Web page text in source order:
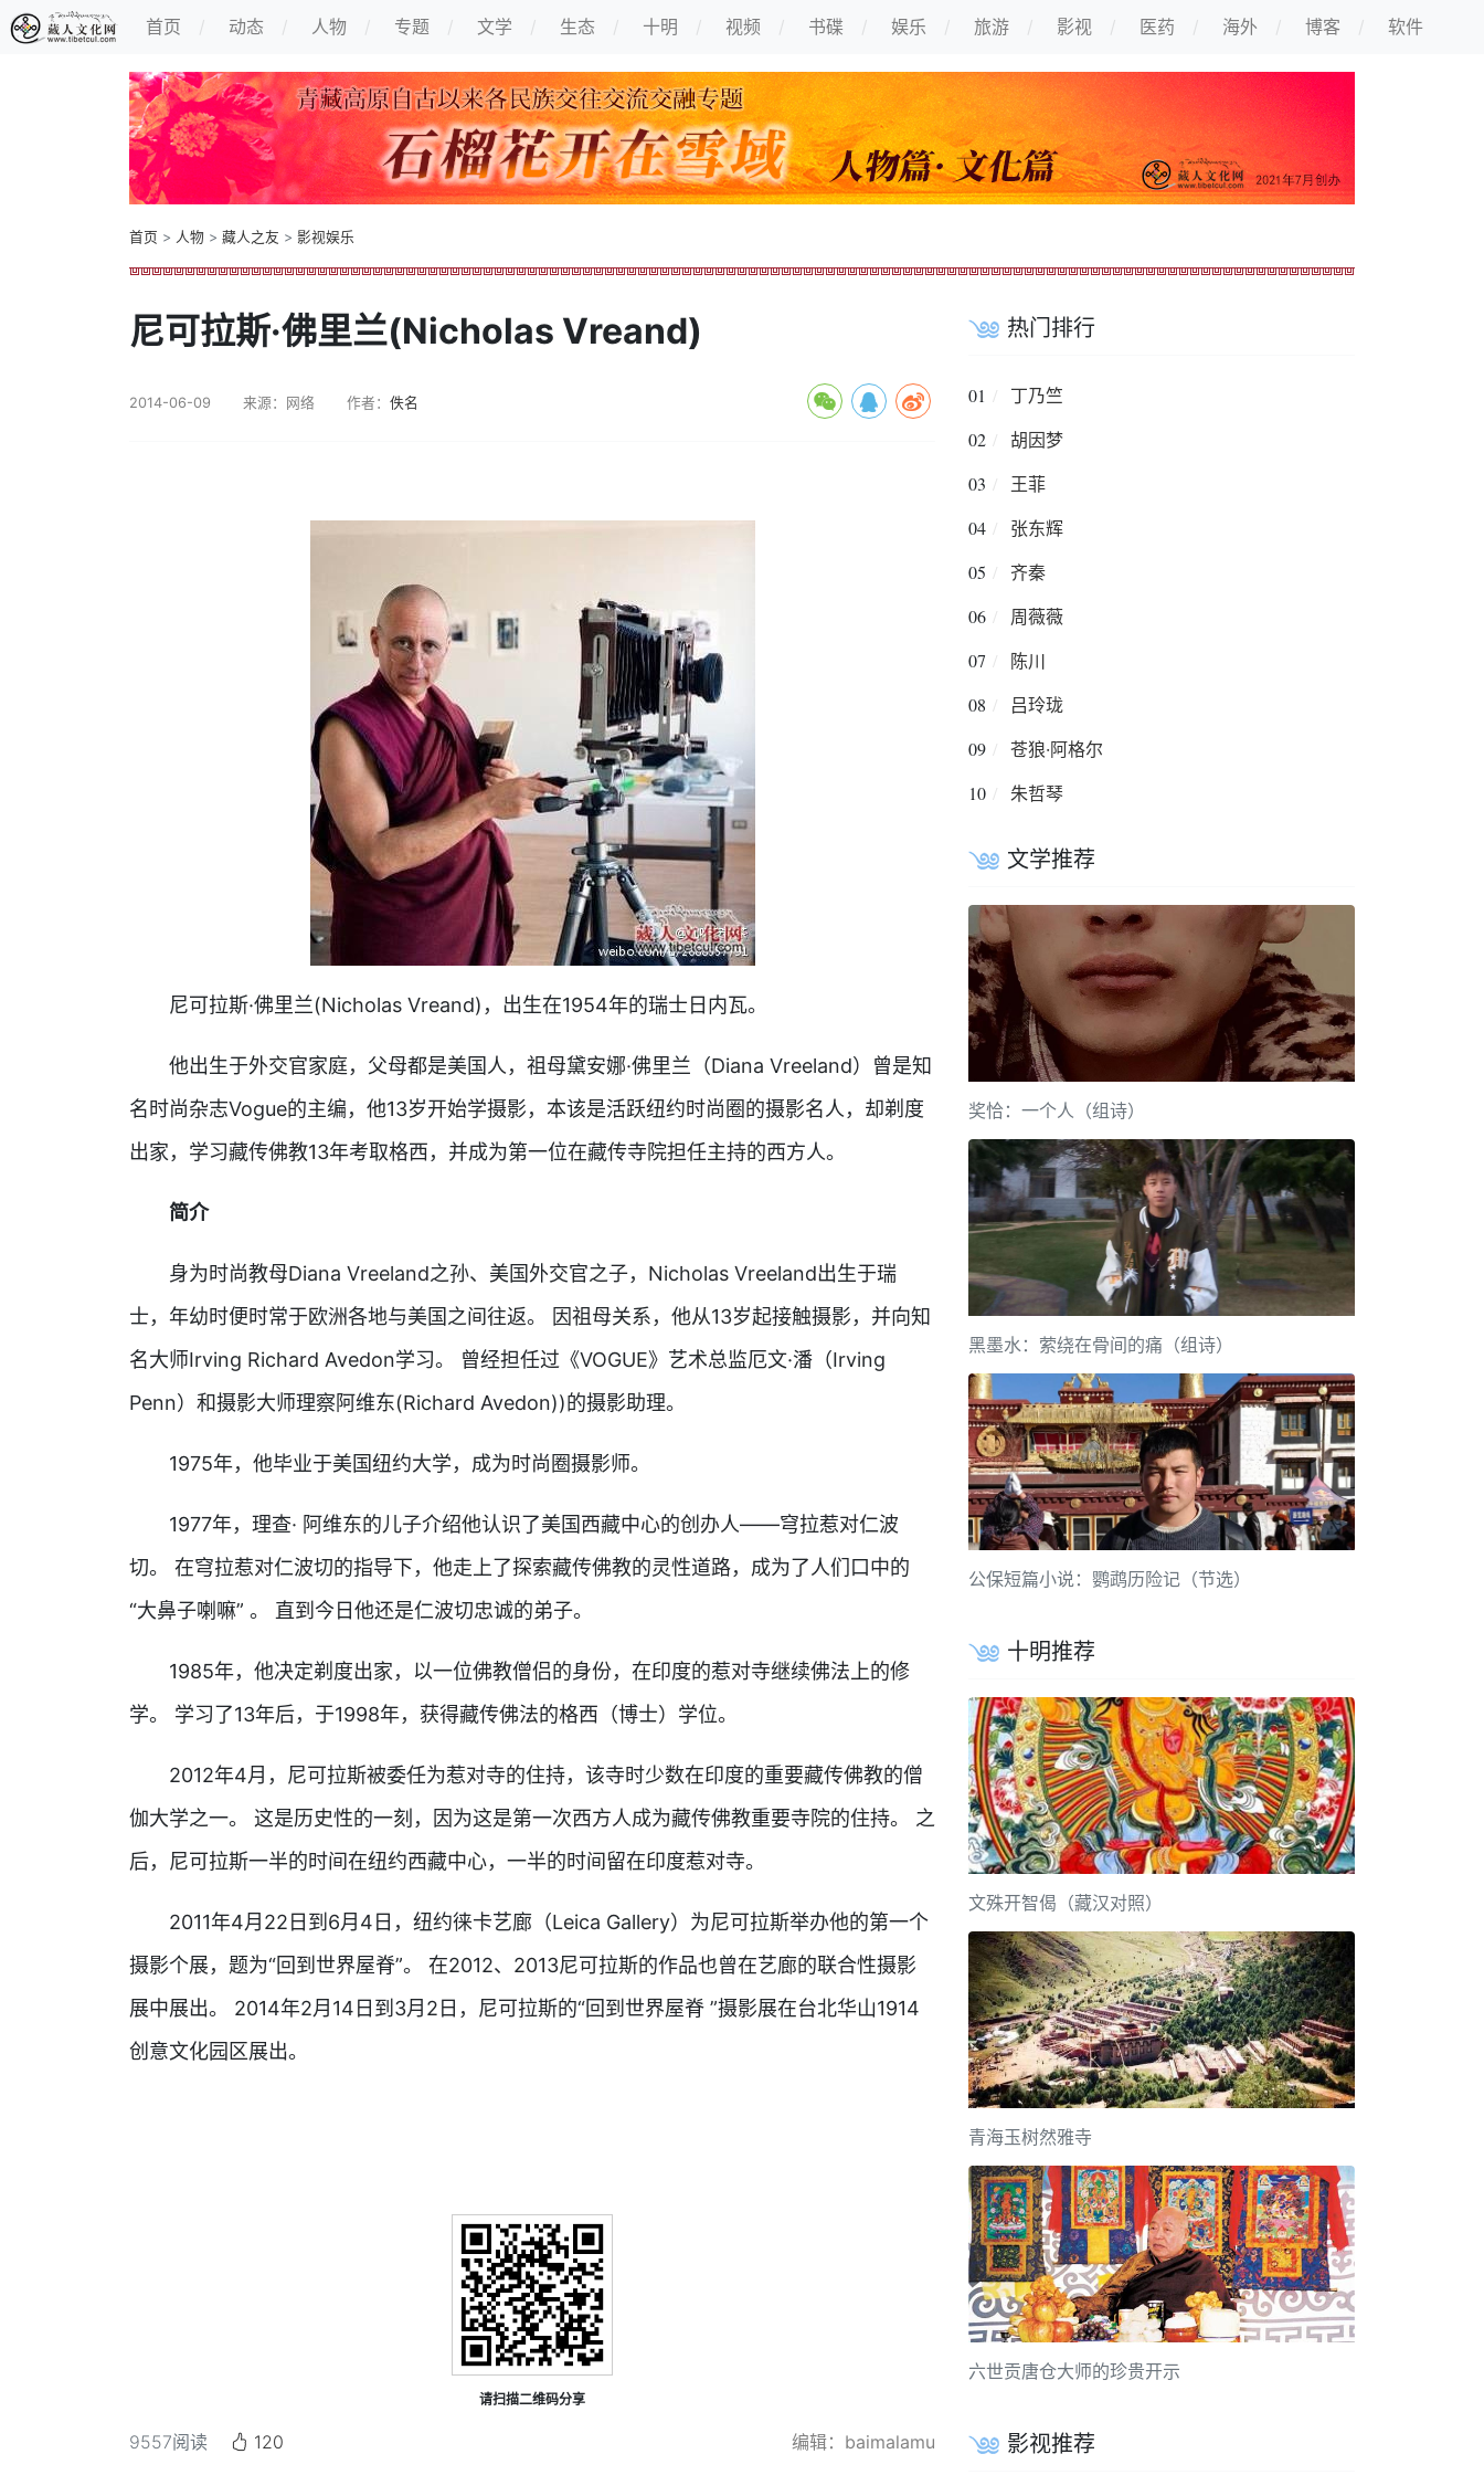
首页 动态 人物 专题 文学 生态 十明 视频 书碟 娱乐 旅游 影视 医药 海外 博客 软件
首页 > 人物 > 藏人之友 > 影视娱乐
尼可拉斯·佛里兰(Nicholas Vreand)
2014-06-09 来源：网络 作者： 佚名
尼可拉斯·佛里兰(Nicholas Vreand)，出生在1954年的瑞士日内瓦。
他出生于外交官家庭，父母都是美国人，祖母黛安娜·佛里兰（Diana Vreeland）曾是知
名时尚杂志Vogue的主编，他13岁开始学摄影，本该是活跃纽约时尚圈的摄影名人，却剃度
出家，学习藏传佛教13年考取格西，并成为第一位在藏传寺院担任主持的西方人。
简介
身为时尚教母Diana Vreeland之孙、美国外交官之子，Nicholas Vreeland出生于瑞
士，年幼时便时常于欧洲各地与美国之间往返。 因祖母关系，他从13岁起接触摄影，并向知
名大师Irving Richard Avedon学习。 曾经担任过《VOGUE》艺术总监厄文·潘（Irving
Penn）和摄影大师理察阿维东(Richard Avedon))的摄影助理。
1975年，他毕业于美国纽约大学，成为时尚圈摄影师。
1977年，理查· 阿维东的儿子介绍他认识了美国西藏中心的创办人——穹拉惹对仁波
切。 在穹拉惹对仁波切的指导下，他走上了探索藏传佛教的灵性道路，成为了人们口中的
“大鼻子喇嘛” 。 直到今日他还是仁波切忠诚的弟子。
1985年，他决定剃度出家，以一位佛教僧侣的身份，在印度的惹对寺继续佛法上的修
学。 学习了13年后，于1998年，获得藏传佛法的格西（博士）学位。
2012年4月，尼可拉斯被委任为惹对寺的住持，该寺时少数在印度的重要藏传佛教的僧
伽大学之一。 这是历史性的一刻，因为这是第一次西方人成为藏传佛教重要寺院的住持。 之
后，尼可拉斯一半的时间在纽约西藏中心，一半的时间留在印度惹对寺。
2011年4月22日到6月4日，纽约徕卡艺廊（Leica Gallery）为尼可拉斯举办他的第一个
摄影个展，题为“回到世界屋脊”。 在2012、2013尼可拉斯的作品也曾在艺廊的联合性摄影
展中展出。 2014年2月14日到3月2日，尼可拉斯的“回到世界屋脊 ”摄影展在台北华山1914
创意文化园区展出。
请扫描二维码分享
9557阅读 120 编辑：baimalamu
热门排行
01 丁乃竺
02 胡因梦
03 王菲
04 张东辉
05 齐秦
06 周薇薇
07 陈川
08 吕玲珑
09 苍狼·阿格尔
10 朱哲琴
文学推荐
奖恰：一个人（组诗）
黑墨水：萦绕在骨间的痛（组诗）
公保短篇小说：鹦鹉历险记（节选）
十明推荐
文殊开智偈（藏汉对照）
青海玉树然雅寺
六世贡唐仓大师的珍贵开示
影视推荐